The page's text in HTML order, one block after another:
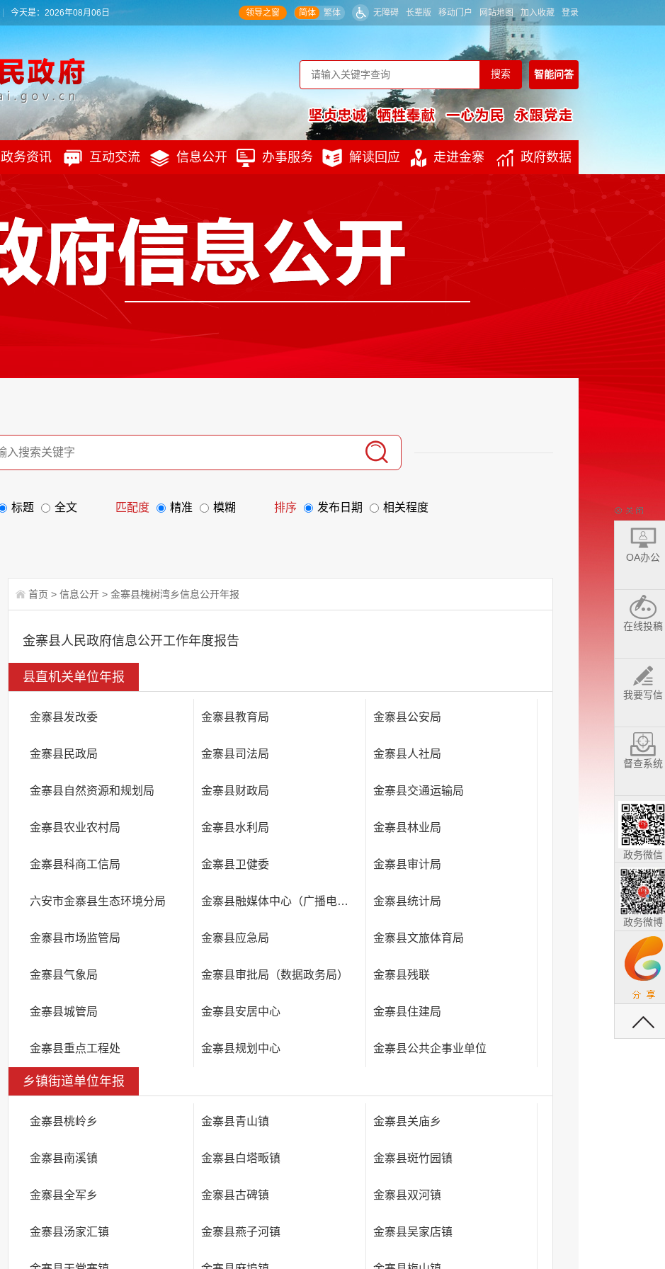
今天是：2026年08月06日 领导之窗 简体 繁体 无障碍 长辈版 移动门户 网站地图 加入收藏 登录
智能问答
政务资讯 互动交流 信息公开 办事服务 解读回应 走进金寨 政府数据
标题 全文 匹配度 精准 模糊 排序 发布日期 相关程度
首页 > 信息公开 > 金寨县槐树湾乡信息公开年报
金寨县人民政府信息公开工作年度报告
县直机关单位年报
金寨县发改委 金寨县教育局 金寨县公安局
金寨县民政局 金寨县司法局 金寨县人社局
金寨县自然资源和规划局 金寨县财政局 金寨县交通运输局
金寨县农业农村局 金寨县水利局 金寨县林业局
金寨县科商工信局 金寨县卫健委 金寨县审计局
六安市金寨县生态环境分局 金寨县融媒体中心（广播电视台） 金寨县统计局
金寨县市场监管局 金寨县应急局 金寨县文旅体育局
金寨县气象局 金寨县审批局（数据政务局） 金寨县残联
金寨县城管局 金寨县安居中心 金寨县住建局
金寨县重点工程处 金寨县规划中心 金寨县公共企事业单位
乡镇街道单位年报
金寨县桃岭乡 金寨县青山镇 金寨县关庙乡
金寨县南溪镇 金寨县白塔畈镇 金寨县斑竹园镇
金寨县全军乡 金寨县古碑镇 金寨县双河镇
金寨县汤家汇镇 金寨县燕子河镇 金寨县吴家店镇
OA办公
在线投稿
我要写信
督查系统
政务微信
政务微博
返回顶部